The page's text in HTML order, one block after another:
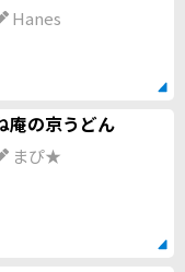
Hanes
の京うどん
まぴ★